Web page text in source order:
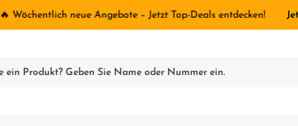
🔥 Wöchentlich neue Angebote – Jetzt Top-Deals entdecken!